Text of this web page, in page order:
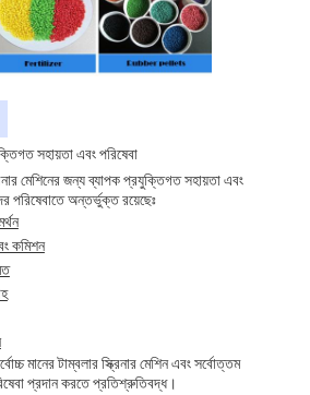
সহায়তা এবং পরিষেবা
মেশিনের জন্য ব্যাপক প্রযুক্তিগত সহায়তা এবং
পরিষেবাতে অন্তর্ভুক্ত রয়েছেঃ
কমিশন
মানের টাম্বলার স্ক্রিনার মেশিন এবং সর্বোত্তম
প্রদান করতে প্রতিশ্রুতিবদ্ধ।